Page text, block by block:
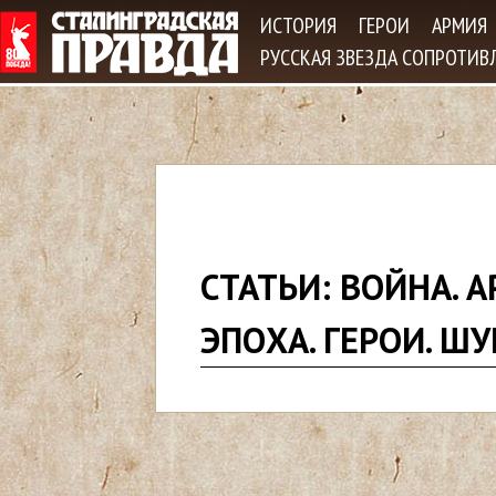
ИСТОРИЯ ГЕРОИ
АРМИЯ
РУССКАЯ ЗВЕЗДА
з
д
СТАТЬИ: ВОЙНА.
ЭПОХА. ГЕРОИ.